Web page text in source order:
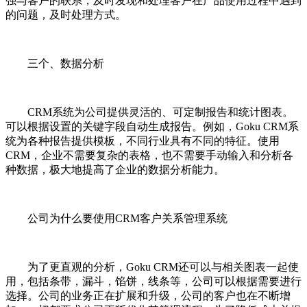
的问题，及时处理方式。
三个、数据分析
CRM系统为公司提供灵活的、可定制报告和统计图表。
可以根据设置的关键字段自动生成报告。例如，Goku CRM系
统为各种报告提供模板，不同行业具有不同的特征。使用
CRM，企业不需要复杂的表格，也不需要手动输入和分析各
种数据，极大地提高了企业的数据分析能力。
公司为什么要使用CRM客户关系管理系统
为了更直观的分析，Goku CRM还可以与相关图表一起使
用，包括条带，漏斗，馅饼，线条等，公司可以根据需要进行
选择。公司的业务正在扩展和升级，公司的客户也在不断增